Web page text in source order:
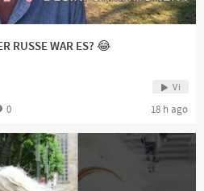
RUSSE WAR ES? 😂
Vi
0 18 h ago